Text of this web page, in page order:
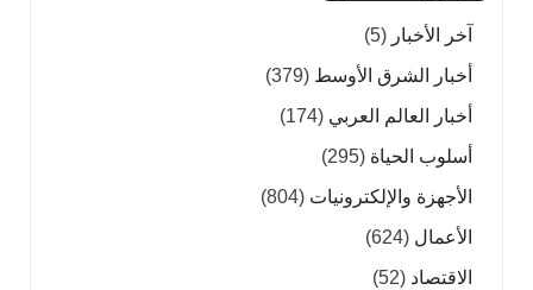
آخر الأخبار (5)
أخبار الشرق الأوسط (379)
أخبار العالم العربي (174)
أسلوب الحياة (295)
الأجهزة والإلكترونيات (804)
الأعمال (624)
الاقتصاد (52)